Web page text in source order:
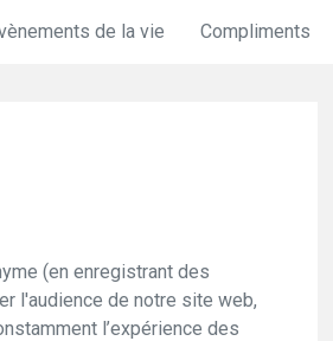
de la vie Compliments
(en enregistrant des
l'audience de notre site web,
l’expérience des